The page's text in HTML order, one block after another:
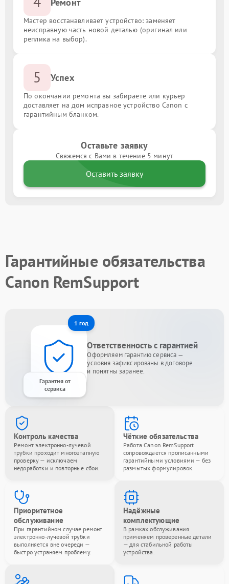
Мастер восстанавливает устройство: заменяет
неисправную часть новой деталью (оригинал или
реплика на выбор).
5 Успех
По окончании ремонта вы забираете или курьер
доставляет на дом исправное устройство Canon с
гарантийным бланком.
Оставьте заявку
Свяжемся с Вами в течение 5 минут
Оставить заявку
Гарантийные обязательства
Canon RemSupport
1 год
Гарантия от
сервиса
Ответственность с гарантией
Оформляем гарантию сервиса —
условия зафиксированы в договоре
и понятны заранее.
Контроль качества
Ремонт электронно-лучевой
трубки проходит многоэтапную
проверку — исключаем
недоработки и повторные сбои.
Чёткие обязательства
Работа Canon RemSupport
сопровождается прописанными
гарантийными условиями — без
размытых формулировок.
Приоритетное
обслуживание
При гарантийном случае ремонт
электронно-лучевой трубки
выполняется вне очереди —
быстро устраняем проблему.
Надёжные
комплектующие
В рамках обслуживания
применяем проверенные детали
— для стабильной работы
устройства.